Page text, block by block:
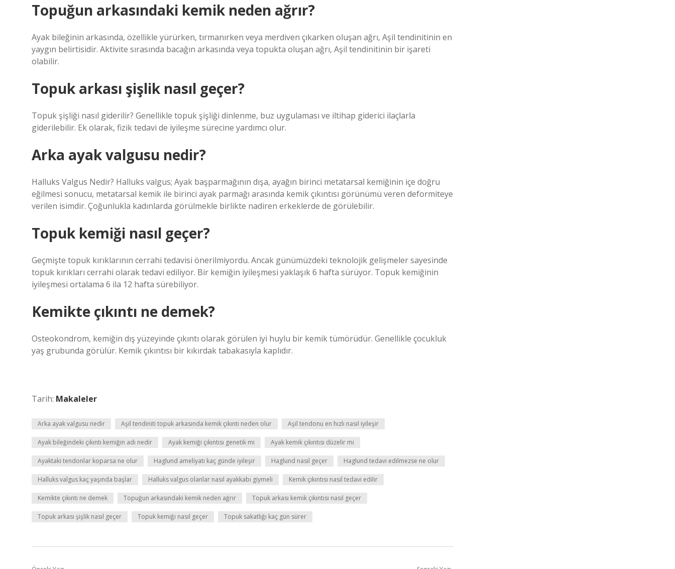
Topuğun arkasındaki kemik neden ağrır?
Ayak bileğinin arkasında, özellikle yürürken, tırmanırken veya merdiven çıkarken oluşan ağrı, Aşil tendinitinin en
yaygın belirtisidir. Aktivite sırasında bacağın arkasında veya topukta oluşan ağrı, Aşil tendinitinin bir işareti
olabilir.
Topuk arkası şişlik nasıl geçer?
Topuk şişliği nasıl giderilir? Genellikle topuk şişliği dinlenme, buz uygulaması ve iltihap giderici ilaçlarla
giderilebilir. Ek olarak, fizik tedavi de iyileşme sürecine yardımcı olur.
Arka ayak valgusu nedir?
Halluks Valgus Nedir? Halluks valgus; Ayak başparmağının dışa, ayağın birinci metatarsal kemiğinin içe doğru
eğilmesi sonucu, metatarsal kemik ile birinci ayak parmağı arasında kemik çıkıntısı görünümü veren deformiteye
verilen isimdir. Çoğunlukla kadınlarda görülmekle birlikte nadiren erkeklerde de görülebilir.
Topuk kemiği nasıl geçer?
Geçmişte topuk kırıklarının cerrahi tedavisi önerilmiyordu. Ancak günümüzdeki teknolojik gelişmeler sayesinde
topuk kırıkları cerrahi olarak tedavi ediliyor. Bir kemiğin iyileşmesi yaklaşık 6 hafta sürüyor. Topuk kemiğinin
iyileşmesi ortalama 6 ila 12 hafta sürebiliyor.
Kemikte çıkıntı ne demek?
Osteokondrom, kemiğin dış yüzeyinde çıkıntı olarak görülen iyi huylu bir kemik tümörüdür. Genellikle çocukluk
yaş grubunda görülür. Kemik çıkıntısı bir kıkırdak tabakasıyla kaplıdır.
Tarih: Makaleler
Arka ayak valgusu nedir Aşil tendiniti topuk arkasında kemik çıkıntı neden olur Aşil tendonu en hızlı nasıl iyileşir
Ayak bileğindeki çıkıntı kemiğin adı nedir Ayak kemiği çıkıntısı genetik mi Ayak kemik çıkıntısı düzelir mi
Ayaktaki tendonlar koparsa ne olur Haglund ameliyatı kaç günde iyileşir Haglund nasıl geçer Haglund tedavi edilmezse ne olur
Halluks valgus kaç yaşında başlar Halluks valgus olanlar nasıl ayakkabı giymeli Kemik çıkıntısı nasıl tedavi edilir
Kemikte çıkıntı ne demek Topuğun arkasındaki kemik neden ağrır Topuk arkası kemik çıkıntısı nasıl geçer
Topuk arkası şişlik nasıl geçer Topuk kemiği nasıl geçer Topuk sakatlığı kaç gün sürer